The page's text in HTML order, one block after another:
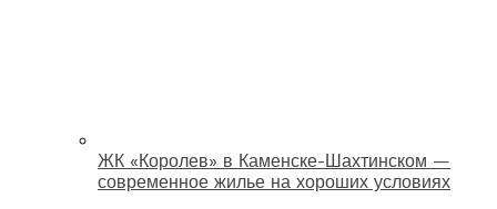
ЖК «Королев» в Каменске-Шахтинском —
современное жилье на хороших условиях